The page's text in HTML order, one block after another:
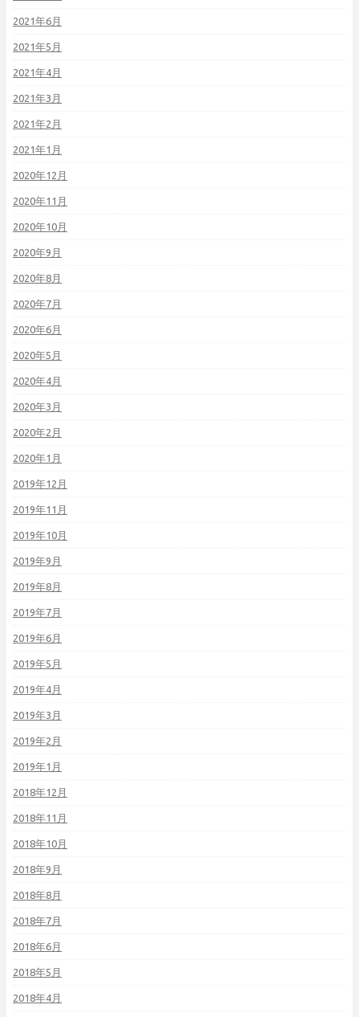
2021年6月
2021年5月
2021年4月
2021年3月
2021年2月
2021年1月
2020年12月
2020年11月
2020年10月
2020年9月
2020年8月
2020年7月
2020年6月
2020年5月
2020年4月
2020年3月
2020年2月
2020年1月
2019年12月
2019年11月
2019年10月
2019年9月
2019年8月
2019年7月
2019年6月
2019年5月
2019年4月
2019年3月
2019年2月
2019年1月
2018年12月
2018年11月
2018年10月
2018年9月
2018年8月
2018年7月
2018年6月
2018年5月
2018年4月